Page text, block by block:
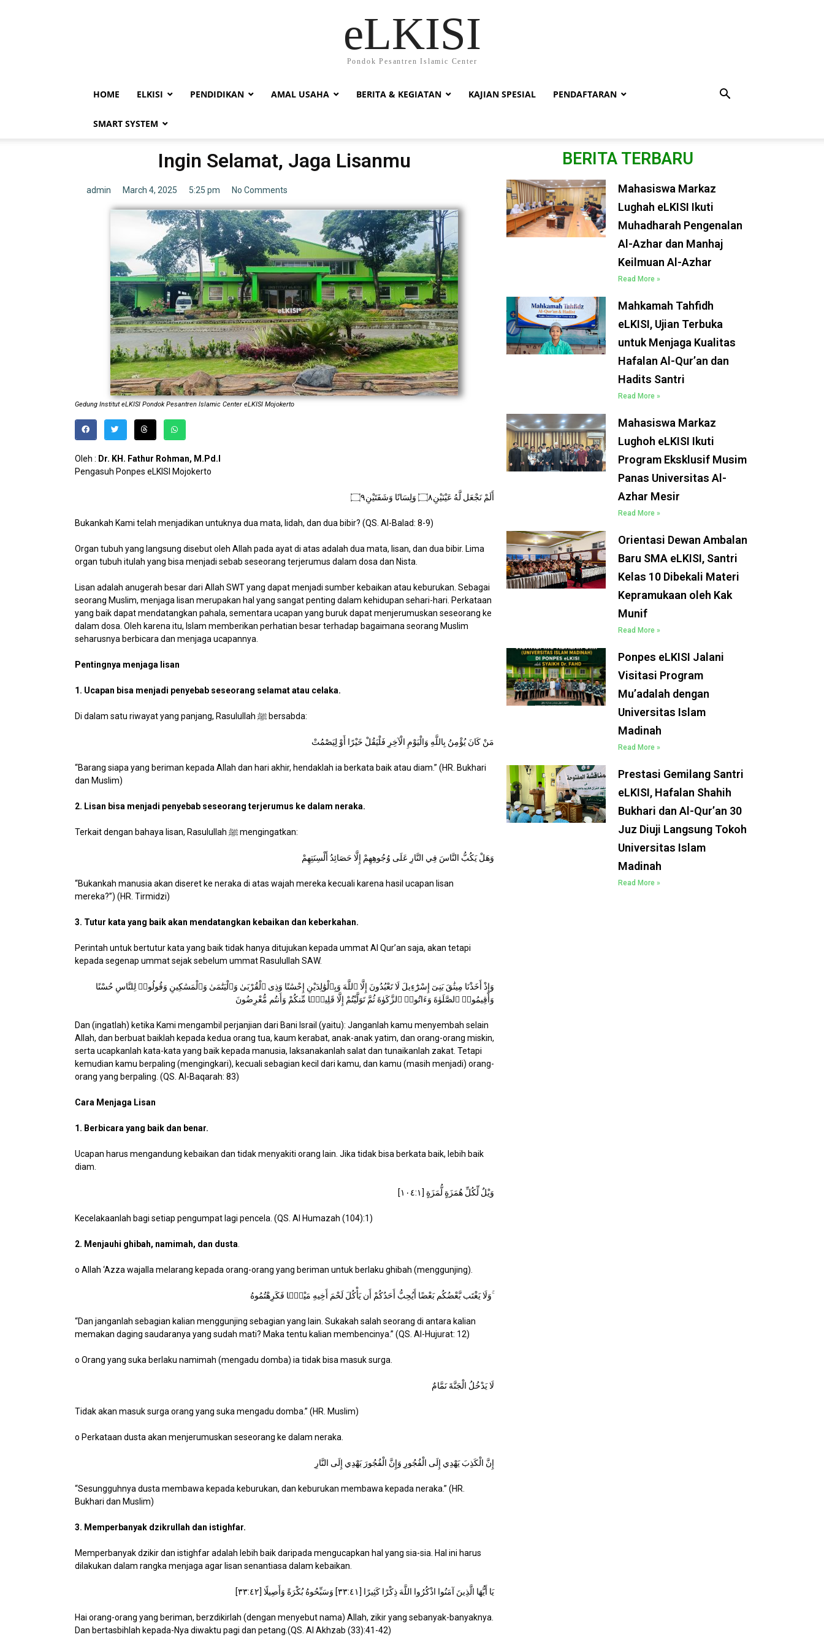
eLKISI
Pondok Pesantren Islamic Center
HOME ELKISI PENDIDIKAN AMAL USAHA BERITA & KEGIATAN KAJIAN SPESIAL PENDAFTARAN
SMART SYSTEM
Ingin Selamat, Jaga Lisanmu
admin March 4, 2025 5:25 pm No Comments
Gedung Institut eLKISI Pondok Pesantren Islamic Center eLKISI Mojokerto
Oleh : Dr. KH. Fathur Rohman, M.Pd.I
Pengasuh Ponpes eLKISI Mojokerto
أَلَمْ نَجْعَل لَّهُ عَيْنَيْنِ۝٨ وَلِسَانًا وَشَفَتَيْنِ۝٩
Bukankah Kami telah menjadikan untuknya dua mata, lidah, dan dua bibir? (QS. Al-Balad: 8-9)
Organ tubuh yang langsung disebut oleh Allah pada ayat di atas adalah dua mata, lisan, dan dua bibir. Lima
organ tubuh itulah yang bisa menjadi sebab seseorang terjerumus dalam dosa dan Nista.
Lisan adalah anugerah besar dari Allah SWT yang dapat menjadi sumber kebaikan atau keburukan. Sebagai
seorang Muslim, menjaga lisan merupakan hal yang sangat penting dalam kehidupan sehari-hari. Perkataan
yang baik dapat mendatangkan pahala, sementara ucapan yang buruk dapat menjerumuskan seseorang ke
dalam dosa. Oleh karena itu, Islam memberikan perhatian besar terhadap bagaimana seorang Muslim
seharusnya berbicara dan menjaga ucapannya.
Pentingnya menjaga lisan
1. Ucapan bisa menjadi penyebab seseorang selamat atau celaka.
Di dalam satu riwayat yang panjang, Rasulullah ﷺ bersabda:
مَنْ كَانَ يُؤْمِنُ بِاللَّهِ وَالْيَوْمِ الْآخِرِ فَلْيَقُلْ خَيْرًا أَوْ لِيَصْمُتْ
“Barang siapa yang beriman kepada Allah dan hari akhir, hendaklah ia berkata baik atau diam.” (HR. Bukhari
dan Muslim)
2. Lisan bisa menjadi penyebab seseorang terjerumus ke dalam neraka.
Terkait dengan bahaya lisan, Rasulullah ﷺ mengingatkan:
وَهَلْ يَكُبُّ النَّاسَ فِي النَّارِ عَلَى وُجُوهِهِمْ إِلَّا حَصَائِدُ أَلْسِنَتِهِمْ
“Bukankah manusia akan diseret ke neraka di atas wajah mereka kecuali karena hasil ucapan lisan
mereka?”) (HR. Tirmidzi)
3. Tutur kata yang baik akan mendatangkan kebaikan dan keberkahan.
Perintah untuk bertutur kata yang baik tidak hanya ditujukan kepada ummat Al Qur’an saja, akan tetapi
kepada segenap ummat sejak sebelum ummat Rasulullah SAW.
وَإِذْ أَخَذْنَا مِيثَٰقَ بَنِىٓ إِسْرَٰٓءِيلَ لَا تَعْبُدُونَ إِلَّا ٱللَّهَ وَبِٱلْوَٰلِدَيْنِ إِحْسَٰنًا وَذِى ٱلْقُرْبَىٰ وَٱلْيَتَٰمَىٰ وَٱلْمَسَٰكِينِ وَقُولُوا۟ لِلنَّاسِ حُسْنًا
وَأَقِيمُوا۟ ٱلصَّلَوٰةَ وَءَاتُوا۟ ٱلزَّكَوٰةَ ثُمَّ تَوَلَّيْتُمْ إِلَّا قَلِيلًۭا مِّنكُمْ وَأَنتُم مُّعْرِضُونَ
Dan (ingatlah) ketika Kami mengambil perjanjian dari Bani Israil (yaitu): Janganlah kamu menyembah selain
Allah, dan berbuat baiklah kepada kedua orang tua, kaum kerabat, anak-anak yatim, dan orang-orang miskin,
serta ucapkanlah kata-kata yang baik kepada manusia, laksanakanlah salat dan tunaikanlah zakat. Tetapi
kemudian kamu berpaling (mengingkari), kecuali sebagian kecil dari kamu, dan kamu (masih menjadi) orang-
orang yang berpaling. (QS. Al-Baqarah: 83)
Cara Menjaga Lisan
1. Berbicara yang baik dan benar.
Ucapan harus mengandung kebaikan dan tidak menyakiti orang lain. Jika tidak bisa berkata baik, lebih baik
diam.
وَيْلٌ لِّكُلِّ هُمَزَةٍ لُّمَزَةٍ [١٠٤:١]
Kecelakaanlah bagi setiap pengumpat lagi pencela. (QS. Al Humazah (104):1)
2. Menjauhi ghibah, namimah, dan dusta
o Allah ‘Azza wajalla melarang kepada orang-orang yang beriman untuk berlaku ghibah (menggunjing).
وَلَا يَغْتَب بَّعْضُكُم بَعْضًا أَيُحِبُّ أَحَدُكُمْ أَن يَأْكُلَ لَحْمَ أَخِيهِ مَيْتًۭا فَكَرِهْتُمُوهُ ۚ
“Dan janganlah sebagian kalian menggunjing sebagian yang lain. Sukakah salah seorang di antara kalian
memakan daging saudaranya yang sudah mati? Maka tentu kalian membencinya.” (QS. Al-Hujurat: 12)
o Orang yang suka berlaku namimah (mengadu domba) ia tidak bisa masuk surga.
لَا يَدْخُلُ الْجَنَّةَ نَمَّامٌ
Tidak akan masuk surga orang yang suka mengadu domba.” (HR. Muslim)
o Perkataan dusta akan menjerumuskan seseorang ke dalam neraka.
إِنَّ الْكَذِبَ يَهْدِي إِلَى الْفُجُورِ وَإِنَّ الْفُجُورَ يَهْدِي إِلَى النَّارِ
“Sesungguhnya dusta membawa kepada keburukan, dan keburukan membawa kepada neraka.” (HR.
Bukhari dan Muslim)
3. Memperbanyak dzikrullah dan istighfar.
Memperbanyak dzikir dan istighfar adalah lebih baik daripada mengucapkan hal yang sia-sia. Hal ini harus
dilakukan dalam rangka menjaga agar lisan senantiasa dalam kebaikan.
يَا أَيُّهَا الَّذِينَ آمَنُوا اذْكُرُوا اللَّهَ ذِكْرًا كَثِيرًا [٣٣:٤١] وَسَبِّحُوهُ بُكْرَةً وَأَصِيلًا [٣٣:٤٢]
Hai orang-orang yang beriman, berzdikirlah (dengan menyebut nama) Allah, zikir yang sebanyak-banyaknya.
Dan bertasbihlah kepada-Nya diwaktu pagi dan petang.(QS. Al Akhzab (33):41-42)
BERITA TERBARU
Mahasiswa Markaz
Lughah eLKISI Ikuti
Muhadharah Pengenalan
Al-Azhar dan Manhaj
Keilmuan Al-Azhar
Read More »
Mahkamah Tahfidh
eLKISI, Ujian Terbuka
untuk Menjaga Kualitas
Hafalan Al-Qur’an dan
Hadits Santri
Read More »
Mahasiswa Markaz
Lughoh eLKISI Ikuti
Program Eksklusif Musim
Panas Universitas Al-
Azhar Mesir
Read More »
Orientasi Dewan Ambalan
Baru SMA eLKISI, Santri
Kelas 10 Dibekali Materi
Kepramukaan oleh Kak
Munif
Read More »
Ponpes eLKISI Jalani
Visitasi Program
Mu’adalah dengan
Universitas Islam
Madinah
Read More »
Prestasi Gemilang Santri
eLKISI, Hafalan Shahih
Bukhari dan Al-Qur’an 30
Juz Diuji Langsung Tokoh
Universitas Islam
Madinah
Read More »